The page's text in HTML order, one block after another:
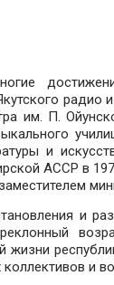
радио
им. П.
и
АССР в
и
и